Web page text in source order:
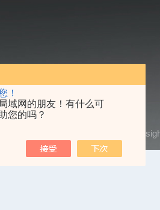
！
域网的朋友！有什么可
您的吗？
/